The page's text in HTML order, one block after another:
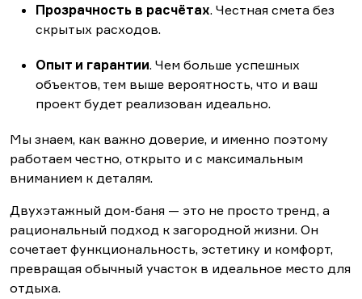
Прозрачность в расчётах. Честная смета без
скрытых расходов.
Опыт и гарантии. Чем больше успешных
объектов, тем выше вероятность, что и ваш
проект будет реализован идеально.
Мы знаем, как важно доверие, и именно поэтому
работаем честно, открыто и с максимальным
вниманием к деталям.
Двухэтажный дом-баня — это не просто тренд, а
рациональный подход к загородной жизни. Он
сочетает функциональность, эстетику и комфорт,
превращая обычный участок в идеальное место для
отдыха.